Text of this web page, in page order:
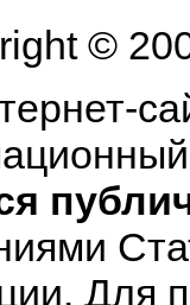
©
Для